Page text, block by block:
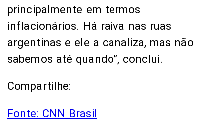
principalmente em termos
inflacionários. Há raiva nas ruas
argentinas e ele a canaliza, mas não
sabemos até quando”, conclui.
Compartilhe:
Fonte: CNN Brasil